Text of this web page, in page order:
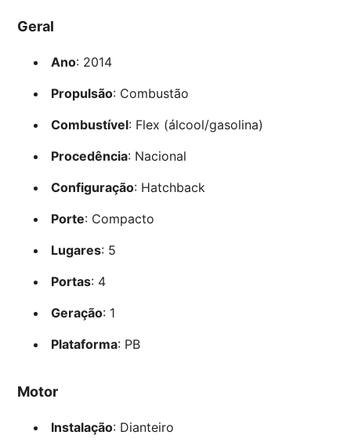
Geral
Ano: 2014
Propulsão: Combustão
Combustível: Flex (álcool/gasolina)
Procedência: Nacional
Configuração: Hatchback
Porte: Compacto
Lugares: 5
Portas: 4
Geração: 1
Plataforma: PB
Motor
Instalação: Dianteiro